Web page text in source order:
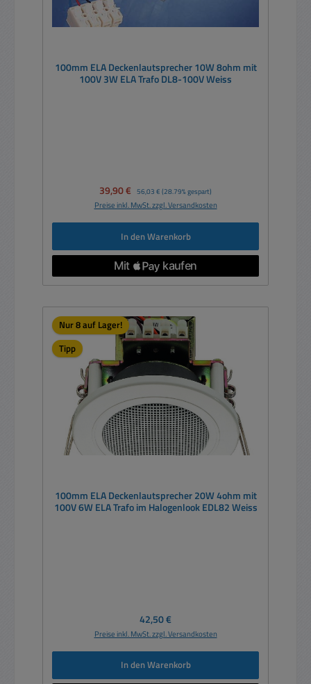
100mm ELA Deckenlautsprecher 10W 8ohm mit
100V 3W ELA Trafo DL8-100V Weiss
Verkaufspreis:
39,90 € Regulärer Preis:
56,03 € (28.79% gespart)
Preise inkl. MwSt. zzgl. Versandkosten
In den Warenkorb
Nur 8 auf Lager!
Tipp
100mm ELA Deckenlautsprecher 20W 4ohm mit
100V 6W ELA Trafo im Halogenlook EDL82 Weiss
Regulärer Preis:
42,50 €
Preise inkl. MwSt. zzgl. Versandkosten
In den Warenkorb